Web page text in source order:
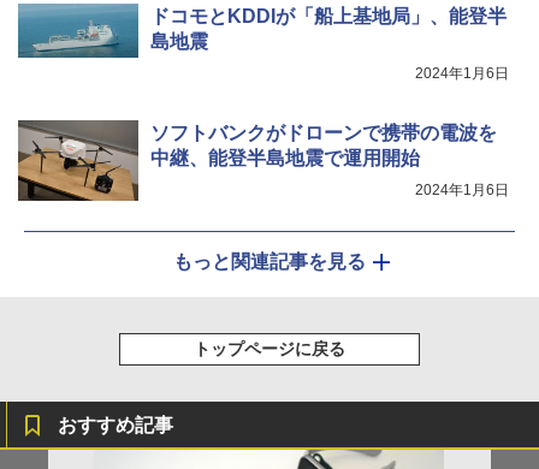
ドコモとKDDIが「船上基地局」、能登半
島地震
2024年1月6日
ソフトバンクがドローンで携帯の電波を
中継、能登半島地震で運用開始
2024年1月6日
もっと関連記事を見る
トップページに戻る
おすすめ記事